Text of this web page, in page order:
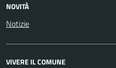
NOVITÀ
Notizie
VIVERE IL COMUNE